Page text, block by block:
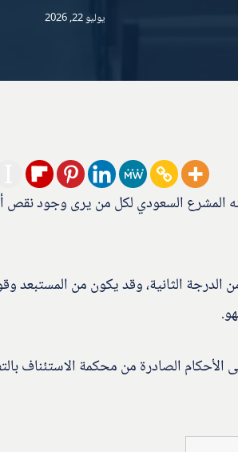
يوليو 22, 2026
المشرع السعودي لكل من يرى وجود
الثانية، وقد يكون من المستبعد
الصادرة من محكمة الاستئناف